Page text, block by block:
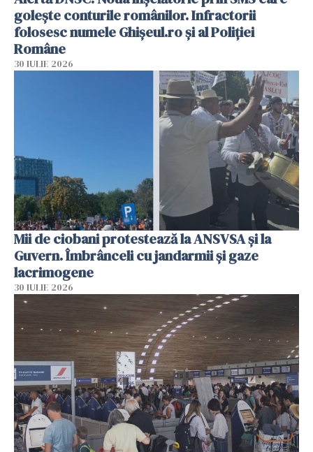
golește conturile românilor. Infractorii
folosesc numele Ghișeul.ro și al Poliției
Române
30 IULIE 2026
Mii de ciobani protestează la ANSVSA și la
Guvern. Îmbrânceli cu jandarmii și gaze
lacrimogene
30 IULIE 2026